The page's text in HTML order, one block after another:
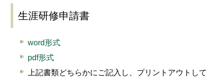
生涯研修申請書
word形式
pdf形式
上記書類どちらかにご記入し、プリントアウトして